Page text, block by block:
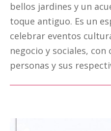
bellos jardines y un
toque antiguo. Es un
celebrar eventos
negocio y sociales, con
personas y sus